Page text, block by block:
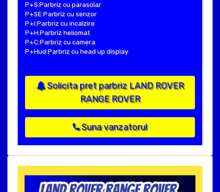
P+S:Parbriz cu parasolar
P+SE:Parbriz cu senzor
P+I:Parbriz cu incalzire
P+H:Parbriz heliomat
P+C:Parbriz cu camera
P+Hud:Parbriz cu head up display
Solicita pret parbriz LAND ROVER
RANGE ROVER
Suna vanzatorul